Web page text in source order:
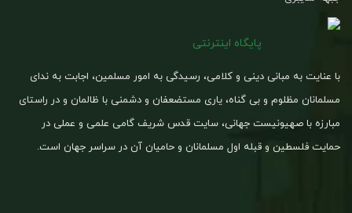
پایگاه اینترنتی
با عنایت به مبانی دینی و کلامی، رسیدگی به امور مسلمین، اجابت به ندای
مسلمانان مظلوم و بی گناه، یاری مستضعفان و دشمنی با ظالمان و در راستای
مبارزه با صهیونیست جهانی، سایت قدس شریف گامی علمی و عملی در
حمایت فلسطین و قبله اول مسلمانان و حامیان آن در سراسر جهان است.